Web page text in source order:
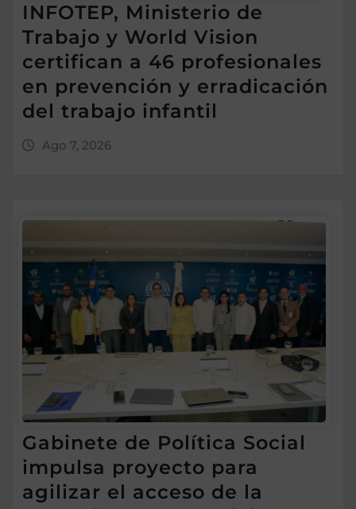
INFOTEP, Ministerio de
Trabajo y World Vision
certifican a 46 profesionales
en prevención y erradicación
del trabajo infantil
Ago 7, 2026
Gabinete de Política Social
impulsa proyecto para
agilizar el acceso de la